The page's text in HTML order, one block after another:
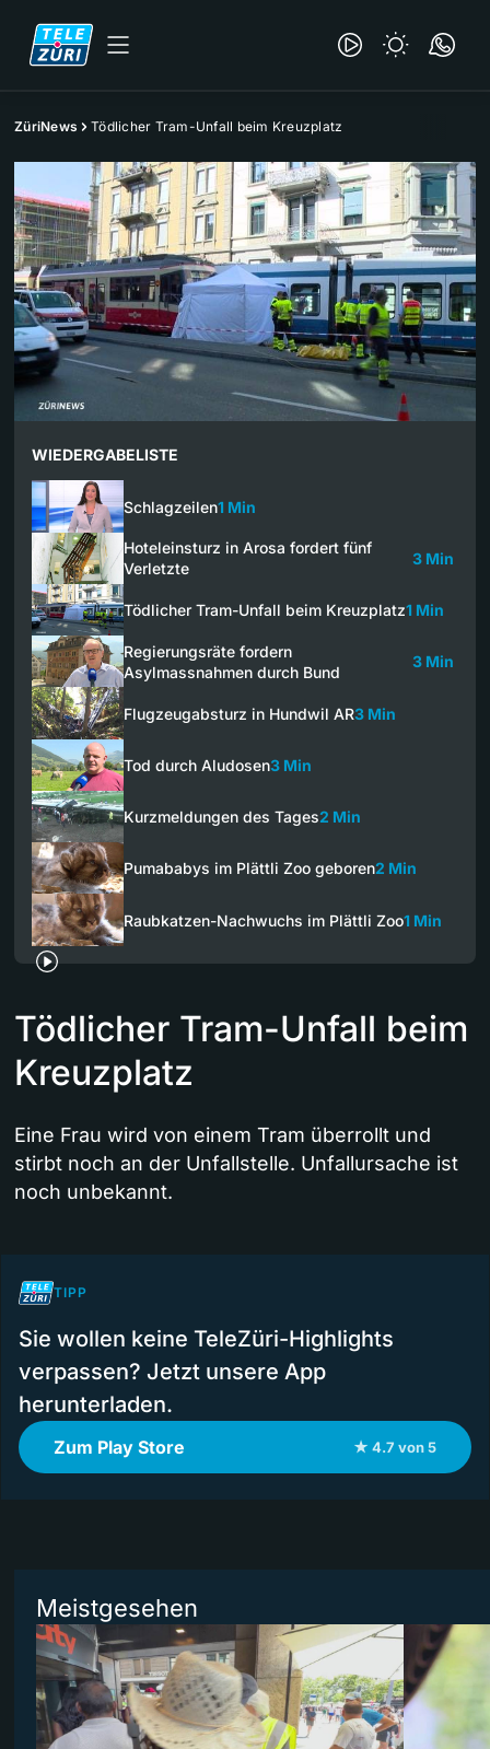
ZüriNews Tödlicher Tram-Unfall beim Kreuzplatz
WIEDERGABELISTE
Schlagzeilen1 Min
Hoteleinsturz in Arosa fordert fünf
Verletzte
3 Min
Tödlicher Tram-Unfall beim Kreuzplatz1 Min
Regierungsräte fordern
Asylmassnahmen durch Bund
3 Min
Flugzeugabsturz in Hundwil AR3 Min
Tod durch Aludosen3 Min
Kurzmeldungen des Tages2 Min
Pumababys im Plättli Zoo geboren2 Min
Raubkatzen-Nachwuchs im Plättli Zoo1 Min
Tödlicher Tram-Unfall beim
Kreuzplatz
Eine Frau wird von einem Tram überrollt und
stirbt noch an der Unfallstelle. Unfallursache ist
noch unbekannt.
TIPP
Sie wollen keine TeleZüri-Highlights
verpassen? Jetzt unsere App
herunterladen.
Zum Play Store ★ 4.7 von 5
Meistgesehen